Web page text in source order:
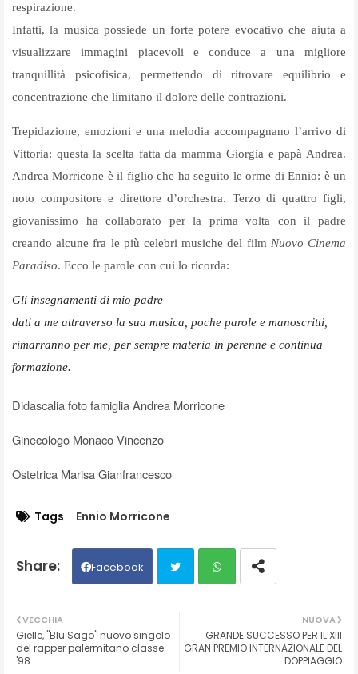
respirazione.
Infatti, la musica possiede un forte potere evocativo che aiuta a
visualizzare immagini piacevoli e conduce a una migliore
tranquillità psicofisica, permettendo di ritrovare equilibrio e
concentrazione che limitano il dolore delle contrazioni.
Trepidazione, emozioni e una melodia accompagnano l’arrivo di
Vittoria: questa la scelta fatta da mamma Giorgia e papà Andrea.
Andrea Morricone è il figlio che ha seguito le orme di Ennio: è un
noto compositore e direttore d’orchestra. Terzo di quattro figli,
giovanissimo ha collaborato per la prima volta con il padre
creando alcune fra le più celebri musiche del film Nuovo Cinema
Paradiso. Ecco le parole con cui lo ricorda:
Gli insegnamenti di mio padre
dati a me attraverso la sua musica, poche parole e manoscritti,
rimarranno per me, per sempre materia in perenne e continua
formazione.
Didascalia foto famiglia Andrea Morricone
Ginecologo Monaco Vincenzo
Ostetrica Marisa Gianfrancesco
Tags Ennio Morricone
Facebook
ter ats
NUOVA
GRANDE SUCCESSO PER IL XIII
GRAN PREMIO INTERNAZIONALE DEL
DOPPIAGGIO
VECCHIA
Gielle, "Blu Sago" nuovo singolo
del rapper palermitano classe
'98